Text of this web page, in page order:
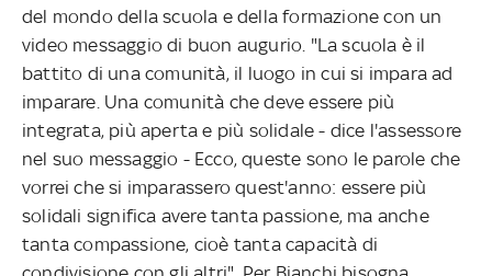
del mondo della scuola e della formazione con un
video messaggio di buon augurio. "La scuola è il
battito di una comunità, il luogo in cui si impara ad
imparare. Una comunità che deve essere più
integrata, più aperta e più solidale - dice l'assessore
nel suo messaggio - Ecco, queste sono le parole che
vorrei che si imparassero quest'anno: essere più
solidali significa avere tanta passione, ma anche
tanta compassione, cioè tanta capacità di